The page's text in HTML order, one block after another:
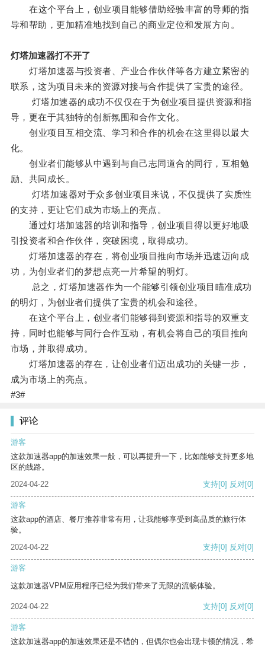
在这个平台上，创业项目能够借助经验丰富的导师的指
导和帮助，更加精准地找到自己的商业定位和发展方向。
灯塔加速器打不开了
灯塔加速器与投资者、产业合作伙伴等各方建立紧密的
联系，这为项目未来的资源对接与合作提供了宝贵的途径。
灯塔加速器的成功不仅仅在于为创业项目提供资源和指
导，更在于其独特的创新氛围和合作文化。
创业项目互相交流、学习和合作的机会在这里得以最大
化。
创业者们能够从中遇到与自己志同道合的同行，互相勉
励、共同成长。
灯塔加速器对于众多创业项目来说，不仅提供了实质性
的支持，更让它们成为市场上的亮点。
通过灯塔加速器的培训和指导，创业项目得以更好地吸
引投资者和合作伙伴，突破困境，取得成功。
灯塔加速器的存在，将创业项目推向市场并迅速迈向成
功，为创业者们的梦想点亮一片希望的明灯。
总之，灯塔加速器作为一个能够引领创业项目瞄准成功
的明灯，为创业者们提供了宝贵的机会和途径。
在这个平台上，创业者们能够得到资源和指导的双重支
持，同时也能够与同行合作互动，有机会将自己的项目推向
市场，并取得成功。
灯塔加速器的存在，让创业者们迈出成功的关键一步，
成为市场上的亮点。
#3#
评论
游客
这款加速器app的加速效果一般，可以再提升一下，比如能够支持更多地
区的线路。
2024-04-22
支持[0] 反对[0]
游客
这款app的酒店、餐厅推荐非常有用，让我能够享受到高品质的旅行体
验。
2024-04-22
支持[0] 反对[0]
游客
这款加速器VPM应用程序已经为我们带来了无限的流畅体验。
2024-04-22 支持[0] 反对[0]
游客
这款加速器app的加速效果还是不错的，但偶尔也会出现卡顿的情况，希